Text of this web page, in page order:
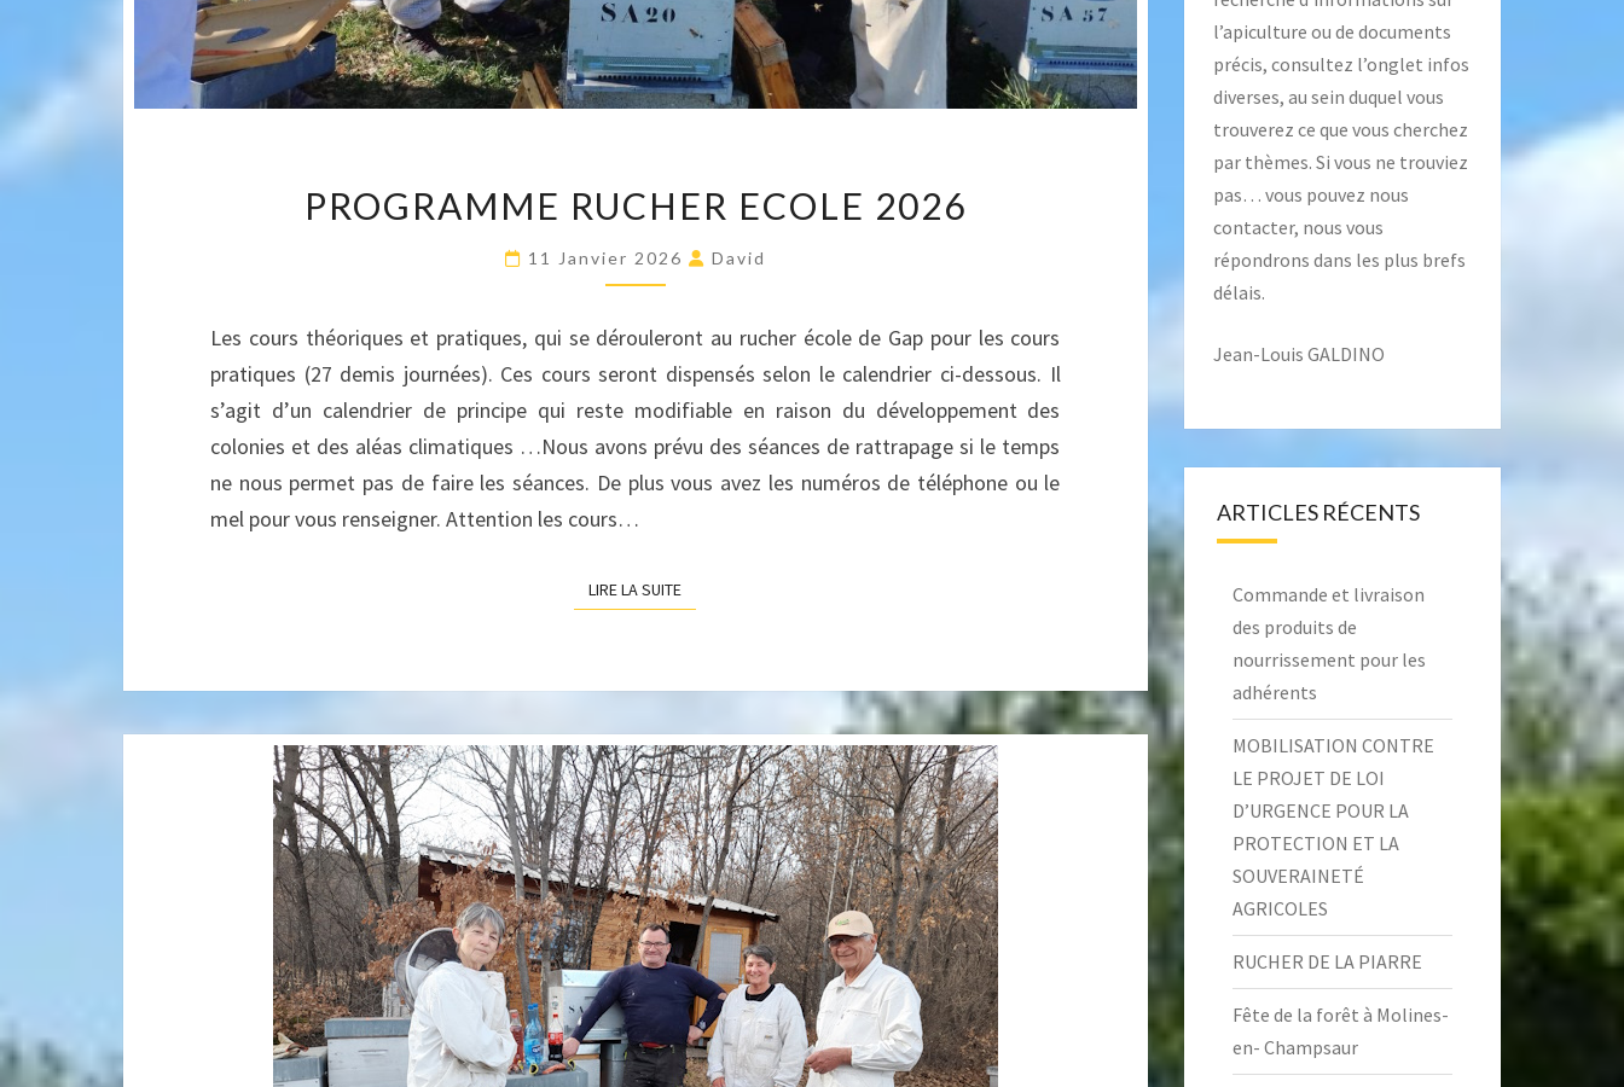
RUCHER
ECOLE
2026
PROGRAMME RUCHER ECOLE 2026
11 Janvier 2026 David
Les cours théoriques et pratiques, qui se dérouleront au rucher école de Gap pour les cours
pratiques (27 demis journées). Ces cours seront dispensés selon le calendrier ci-dessous. Il
s’agit d’un calendrier de principe qui reste modifiable en raison du développement des
colonies et des aléas climatiques …Nous avons prévu des séances de rattrapage si le temps
ne nous permet pas de faire les séances. De plus vous avez les numéros de téléphone ou le
mel pour vous renseigner. Attention les cours…
LIRE LA SUITELIRE LA SUITE
l’apiculture ou de documents
précis, consultez l’onglet infos
diverses, au sein duquel vous
trouverez ce que vous cherchez
par thèmes. Si vous ne trouviez
pas… vous pouvez nous
contacter, nous vous
répondrons dans les plus brefs
délais.
Jean-Louis GALDINO
ARTICLES RÉCENTS
Commande et livraison
des produits de
nourrissement pour les
adhérents
MOBILISATION CONTRE
LE PROJET DE LOI
D’URGENCE POUR LA
PROTECTION ET LA
SOUVERAINETÉ
AGRICOLES
RUCHER DE LA PIARRE
Fête de la forêt à Molines-
en- Champsaur